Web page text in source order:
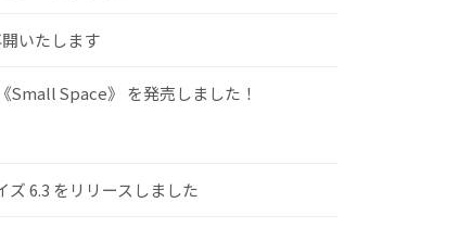
いたします
Small Space》 を発売しました！
6.3 をリリースしました